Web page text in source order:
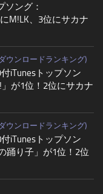
ソング：
M!LK、3位にサカナ
ウンロードランキング)
iTunesトップソン
が1位！2位にサカナ
ウンロードランキング)
iTunesトップソン
踊り子」が1位！2位